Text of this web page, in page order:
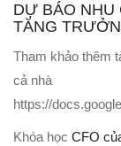
DỰ BÁO NHU
TĂNG
Tham khảo thêm
cả nhà
https://
Khóa học CFO